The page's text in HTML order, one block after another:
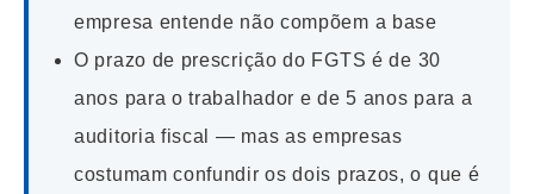
empresa entende não compõem a base
O prazo de prescrição do FGTS é de 30
anos para o trabalhador e de 5 anos para a
auditoria fiscal — mas as empresas
costumam confundir os dois prazos, o que é